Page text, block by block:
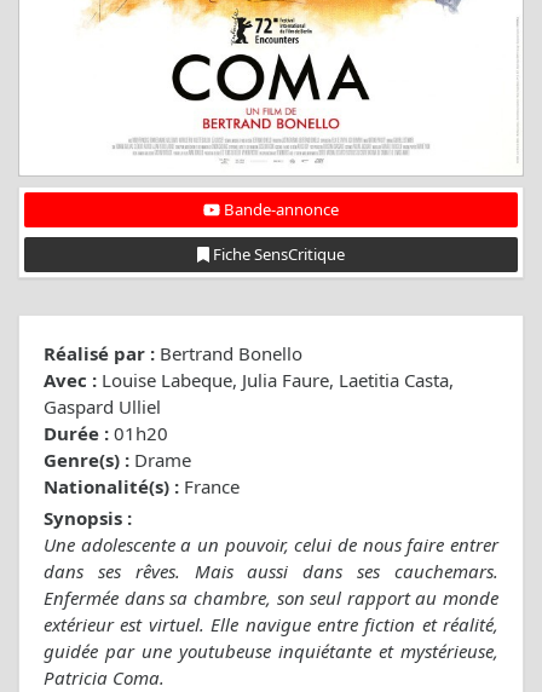
Bande-annonce
Fiche SensCritique
Réalisé par : Bertrand Bonello
Avec : Louise Labeque, Julia Faure, Laetitia Casta,
Gaspard Ulliel
Durée : 01h20
Genre(s) : Drame
Nationalité(s) : France
Synopsis :
Une adolescente a un pouvoir, celui de nous faire entrer
dans ses rêves. Mais aussi dans ses cauchemars.
Enfermée dans sa chambre, son seul rapport au monde
extérieur est virtuel. Elle navigue entre fiction et réalité,
guidée par une youtubeuse inquiétante et mystérieuse,
Patricia Coma.